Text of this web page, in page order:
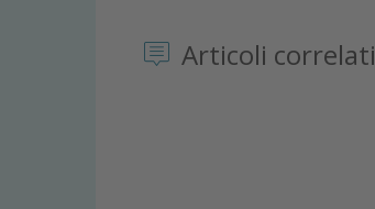
Articoli correlati